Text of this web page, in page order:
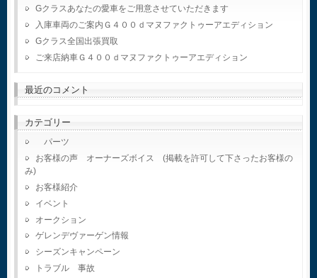
Gクラスあなたの愛車をご用意させていただきます
入庫車両のご案内Ｇ４００ｄマヌファクトゥーアエディション
Gクラス全国出張買取
ご来店納車Ｇ４００ｄマヌファクトゥーアエディション
最近のコメント
カテゴリー
パーツ
お客様の声 オーナーズボイス (掲載を許可して下さったお客様の
み)
お客様紹介
イベント
オークション
ゲレンデヴァーゲン情報
シーズンキャンペーン
トラブル 事故